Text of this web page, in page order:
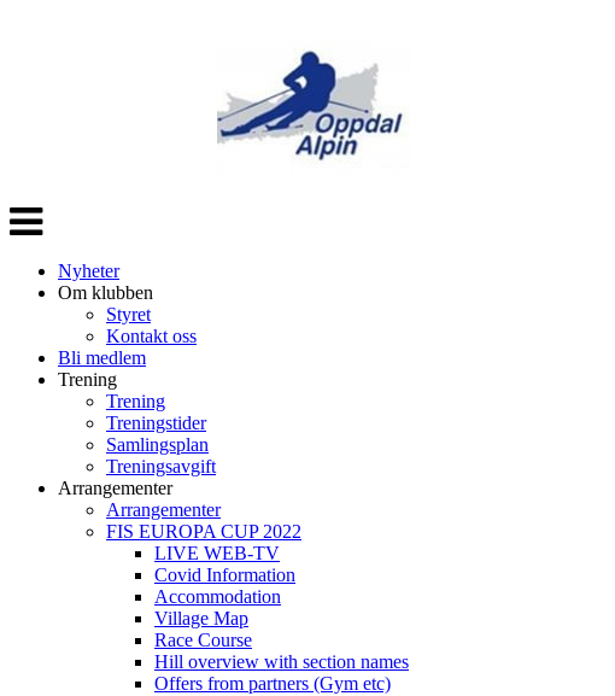
Veksle
navigasjon
Nyheter
Om klubben
Styret
Kontakt oss
Bli medlem
Trening
Trening
Treningstider
Samlingsplan
Treningsavgift
Arrangementer
Arrangementer
FIS EUROPA CUP 2022
LIVE WEB-TV
Covid Information
Accommodation
Village Map
Race Course
Hill overview with section names
Offers from partners (Gym etc)